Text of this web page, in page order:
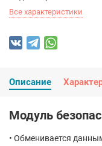
Все характеристики
Описание
Модуль
• Обменивается